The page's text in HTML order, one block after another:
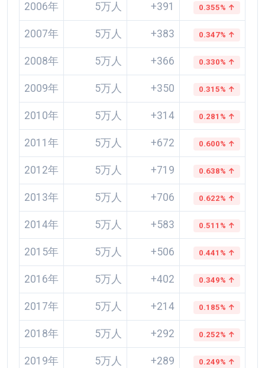
2006年 5万人 +391 0.355% ↑
2007年 5万人 +383 0.347% ↑
2008年 5万人 +366 0.330% ↑
2009年 5万人 +350 0.315% ↑
2010年 5万人 +314 0.281% ↑
2011年 5万人 +672 0.600% ↑
2012年 5万人 +719 0.638% ↑
2013年 5万人 +706 0.622% ↑
2014年 5万人 +583 0.511% ↑
2015年 5万人 +506 0.441% ↑
2016年 5万人 +402 0.349% ↑
2017年 5万人 +214 0.185% ↑
2018年 5万人 +292 0.252% ↑
2019年 5万人 +289 0.249% ↑